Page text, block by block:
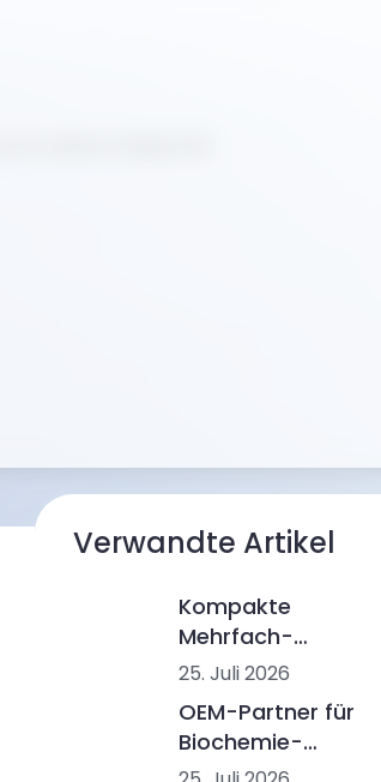
moderne Diagnostik
Verwandte Artikel
Kompakte
Mehrfach-
für Humanmedizin:
Vom Blutbild bis
hin zu
25. Juli 2026
OEM-Partner für
Biochemie-
Analysegeräte: